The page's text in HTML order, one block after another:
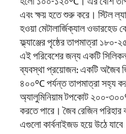
এবং ক্ষয় হতে শুরু করে। স্টিল
হওয়া মেটালার্জিক্যাল ওভারহেড
ফ্ল্যাঞ্জের পৃষ্ঠের তাপমাত্রা
এই পরিবেশের জন্য একটি
ব্যবস্থা প্রয়োজন: একটি অজৈব
৪০০°C পর্যন্ত তাপমাত্রা সহ্য
অ্যালুমিনিয়াম টপকোট ২০০-
করতে পারে। জৈব রেজিন
এগুলো কার্বনাইজড হয়ে উঠে